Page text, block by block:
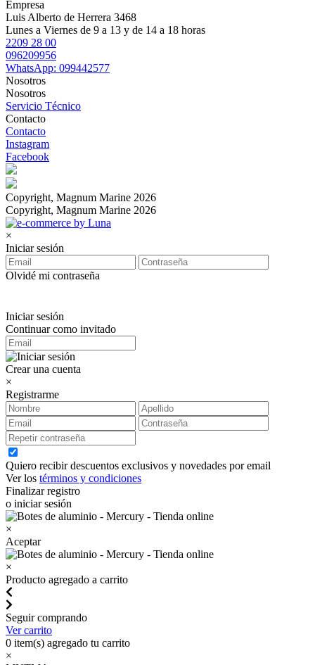
Empresa
Luis Alberto de Herrera 3468
Lunes a Viernes de 9 a 13 y de 14 a 18 horas
2209 28 00
096209956
WhatsApp: 099442577
Nosotros
Nosotros
Servicio Técnico
Contacto
Contacto
Instagram
Facebook
Copyright, Magnum Marine 2026
Copyright, Magnum Marine 2026
×
Iniciar sesión
Olvidé mi contraseña
Iniciar sesión
Continuar como invitado
Crear una cuenta
×
Registrarme
Quiero recibir descuentos exclusivos y novedades por email
Ver los términos y condiciones
Finalizar registro
o iniciar sesión
×
Aceptar
×
Producto agregado a carrito
Seguir comprando
Ver carrito
0 item(s) agregado tu carrito
×